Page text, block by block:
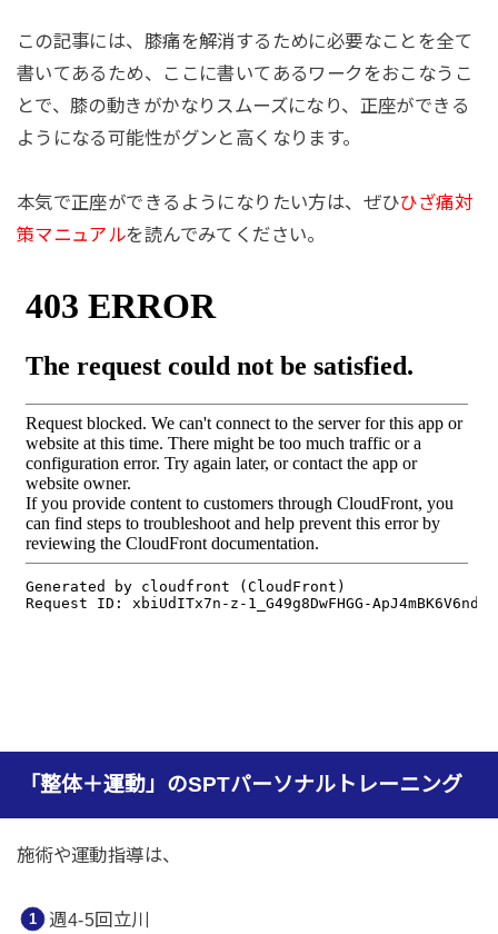
この記事には、膝痛を解消するために必要なことを全て
書いてあるため、ここに書いてあるワークをおこなうこ
とで、膝の動きがかなりスムーズになり、正座ができる
ようになる可能性がグンと高くなります。
本気で正座ができるようになりたい方は、ぜひひざ痛対
策マニュアルを読んでみてください。
「整体＋運動」のSPTパーソナルトレーニング
施術や運動指導は、
週4-5回立川